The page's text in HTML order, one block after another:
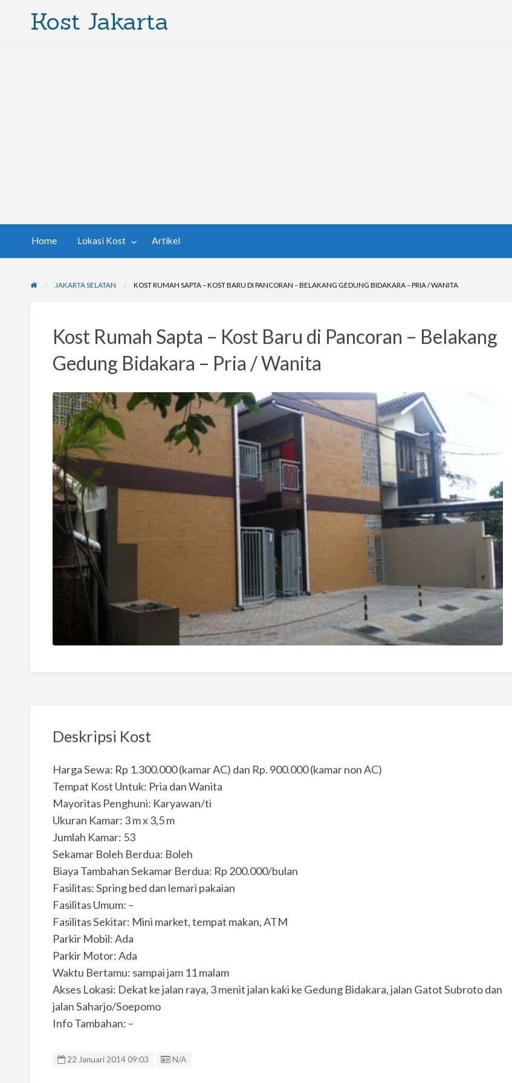
Kost Jakarta
Home Lokasi Kost Artikel
JAKARTA SELATAN KOST RUMAH SAPTA – KOST BARU DI PANCORAN – BELAKANG GEDUNG BIDAKARA – PRIA / WANITA
Kost Rumah Sapta – Kost Baru di Pancoran – Belakang
Gedung Bidakara – Pria / Wanita
Deskripsi Kost
Harga Sewa: Rp 1.300.000 (kamar AC) dan Rp. 900.000 (kamar non AC)
Tempat Kost Untuk: Pria dan Wanita
Mayoritas Penghuni: Karyawan/ti
Ukuran Kamar: 3 m x 3,5 m
Jumlah Kamar: 53
Sekamar Boleh Berdua: Boleh
Biaya Tambahan Sekamar Berdua: Rp 200.000/bulan
Fasilitas: Spring bed dan lemari pakaian
Fasilitas Umum: –
Fasilitas Sekitar: Mini market, tempat makan, ATM
Parkir Mobil: Ada
Parkir Motor: Ada
Waktu Bertamu: sampai jam 11 malam
Akses Lokasi: Dekat ke jalan raya, 3 menit jalan kaki ke Gedung Bidakara, jalan Gatot Subroto dan
jalan Saharjo/Soepomo
Info Tambahan: –
22 Januari 2014 09:03 Listing ID
N/A